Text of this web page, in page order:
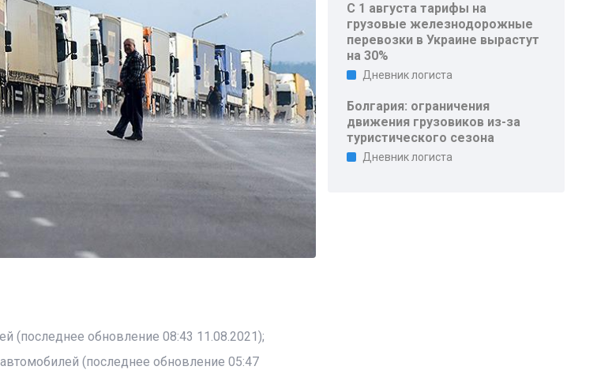
(последнее обновление 08:43 11.08.2021);
(последнее обновление 05:47
С 1 августа тарифы на
грузовые железнодорожные
перевозки в Украине вырастут
на 30%
Дневник логиста
Болгария: ограничения
движения грузовиков из-за
туристического сезона
Дневник логиста